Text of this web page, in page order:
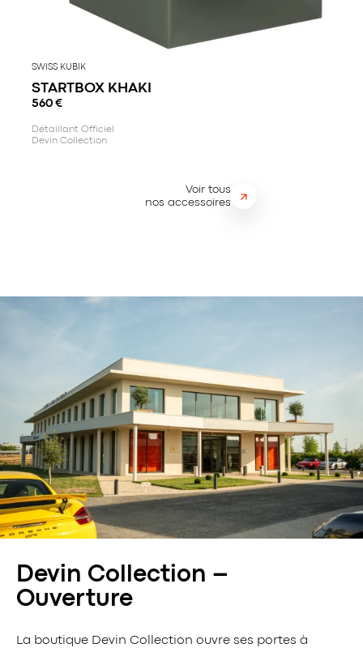
SWISS KUBIK
STARTBOX KHAKI
560 €
Détaillant Officiel
Devin Collection
Voir tous
nos accessoires
Devin Collection –
Ouverture
La boutique Devin Collection ouvre ses portes à